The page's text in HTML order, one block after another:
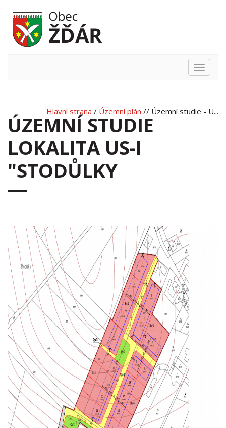
Hlavní
Hlavní strana / Územní plán // Územní studie - U...
ÚZEMNÍ STUDIE
LOKALITA US-I
"STODŮLKY